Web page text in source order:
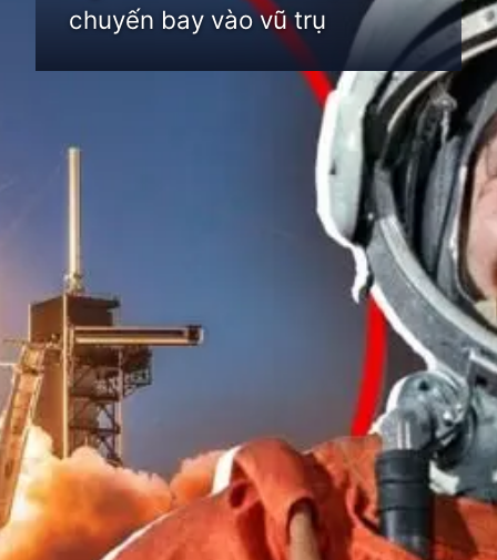
chuyến bay vào vũ trụ